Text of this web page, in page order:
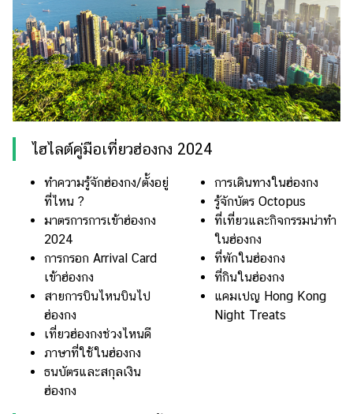
ท่อง
เที่ยว
สูตร
อาหาร
ง่ายๆ
ช้อป
รถยนต์
บ้าน
การ
ตกแต่ง
ถือ
ราคา
ทอง
ไฮไลต์คู่มือเที่ยวฮ่องกง 2024
ทำความรู้จักฮ่องกง/ตั้งอยู่
ที่ไหน ?
มาตรการการเข้าฮ่องกง
2024
การกรอก Arrival Card
เข้าฮ่องกง
สายการบินไหนบินไป
ฮ่องกง
เที่ยวฮ่องกงช่วงไหนดี
ภาษาที่ใช้ในฮ่องกง
ธนบัตรและสกุลเงิน
ฮ่องกง
การเดินทางในฮ่องกง
รู้จักบัตร Octopus
ที่เที่ยวและกิจกรรมน่าทำ
ในฮ่องกง
ที่พักในฮ่องกง
ที่กินในฮ่องกง
แคมเปญ Hong Kong
Night Treats